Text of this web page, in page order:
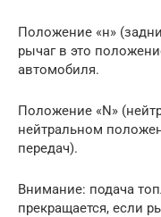
Положение «н»
рычаг в это
автомобиля.
Положение «N»
нейтральном
передач).
Внимание: подача
прекращается, если